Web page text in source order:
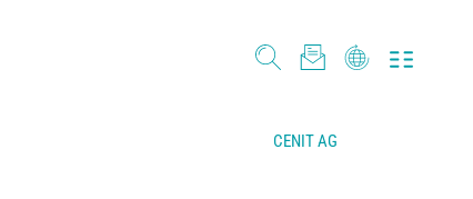
CENIT AG